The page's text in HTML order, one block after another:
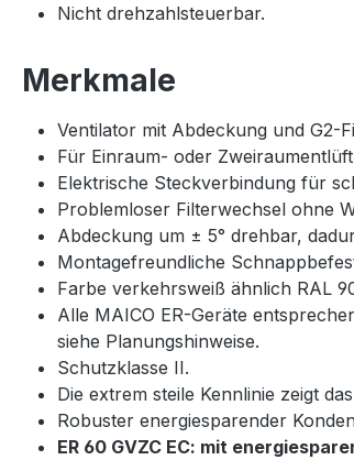
Nicht drehzahlsteuerbar.
Merkmale
Ventilator mit Abdeckung und G2-
Für Einraum- oder
Elektrische Steckverbindung für
Problemloser Filterwechsel ohne
Abdeckung um ± 5° drehbar,
Montagefreundliche
Farbe verkehrsweiß ähnlich RAL
Alle MAICO ER-Geräte
siehe Planungshinweise.
Schutzklasse II.
Die extrem steile Kennlinie zeigt
Robuster energiesparender
ER 60 GVZC EC: mit